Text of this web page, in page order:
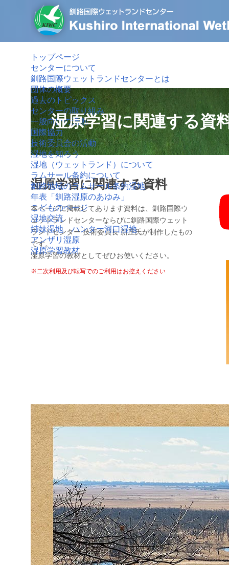
トップページ
センターについて
釧路国際ウェットランドセンターとは
団体の概要
過去のトピックス
センターの取り組み
一般向けの活動
国際協力
技術委員会の活動
湿地を知ろう
湿地（ウェットランド）について
ラムサール条約について
釧路地域のラムサール条約湿地
年表「釧路湿原のあゆみ」
こどものページ
湿地交流
姉妹湿地 ハンター河口湿地
アンザリ湿原
湿原学習教材
湿原学習に関連する資
湿原学習に関連する資料
本ページに掲載してあります資料は、釧路国際ウ
ェットランドセンターならびに釧路国際ウェット
ランドセンター 技術委員長 新庄氏が制作したもの
です。
湿原学習の教材としてぜひお使いください。
※二次利用及び転写でのご利用はお控えください